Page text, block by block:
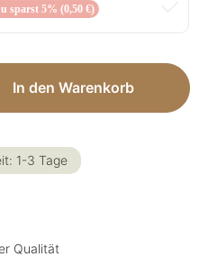
sparst 5% (0,50 €)
den gewünschten
In den Warenkorb
1-3 Tage
Qualität